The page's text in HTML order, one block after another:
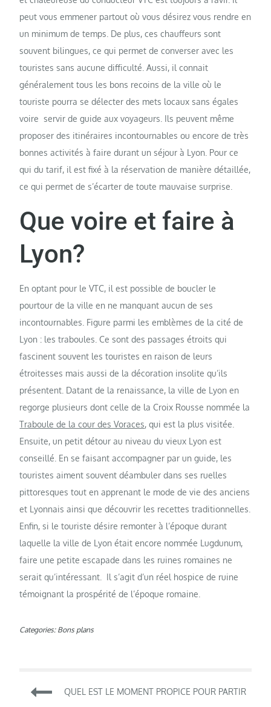
peut vous emmener partout où vous désirez vous rendre en
un minimum de temps. De plus, ces chauffeurs sont
souvent bilingues, ce qui permet de converser avec les
touristes sans aucune difficulté. Aussi, il connait
généralement tous les bons recoins de la ville où le
touriste pourra se délecter des mets locaux sans égales
voire servir de guide aux voyageurs. Ils peuvent même
proposer des itinéraires incontournables ou encore de très
bonnes activités à faire durant un séjour à Lyon. Pour ce
qui du tarif, il est fixé à la réservation de manière détaillée,
ce qui permet de s’écarter de toute mauvaise surprise.
Que voire et faire à
Lyon?
En optant pour le VTC, il est possible de boucler le
pourtour de la ville en ne manquant aucun de ses
incontournables. Figure parmi les emblèmes de la cité de
Lyon : les traboules. Ce sont des passages étroits qui
fascinent souvent les touristes en raison de leurs
étroitesses mais aussi de la décoration insolite qu’ils
présentent. Datant de la renaissance, la ville de Lyon en
regorge plusieurs dont celle de la Croix Rousse nommée la
Traboule de la cour des Voraces, qui est la plus visitée.
Ensuite, un petit détour au niveau du vieux Lyon est
conseillé. En se faisant accompagner par un guide, les
touristes aiment souvent déambuler dans ses ruelles
pittoresques tout en apprenant le mode de vie des anciens
et Lyonnais ainsi que découvrir les recettes traditionnelles.
Enfin, si le touriste désire remonter à l’époque durant
laquelle la ville de Lyon était encore nommée Lugdunum,
faire une petite escapade dans les ruines romaines ne
serait qu’intéressant. Il s’agit d’un réel hospice de ruine
témoignant la prospérité de l’époque romaine.
Categories: Bons plans
Navigation
QUEL EST LE MOMENT PROPICE POUR PARTIR